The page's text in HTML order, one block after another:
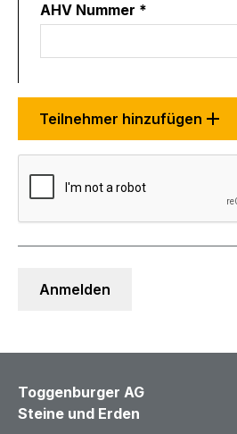
AHV Nummer *
Teilnehmer hinzufügen
Toggenburger AG
Steine und Erden